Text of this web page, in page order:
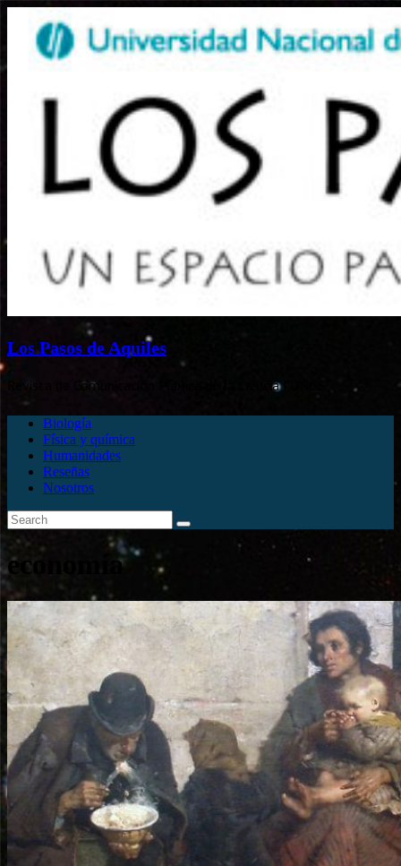
Los Pasos de Aquiles
Revista de Comunicación Pública de la Ciencia | UNGS
Biología
Física y química
Humanidades
Reseñas
Nosotros
economía